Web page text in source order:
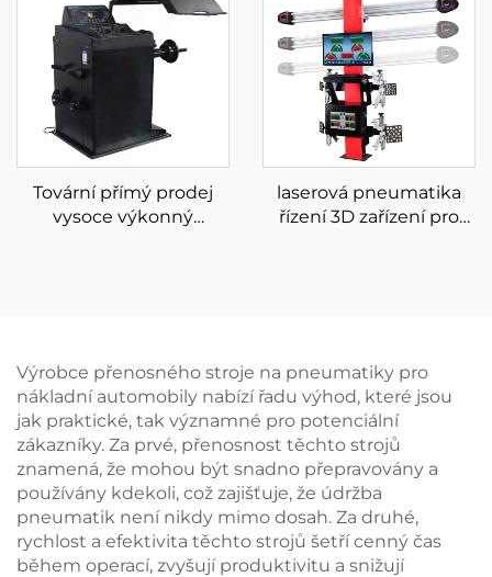
Tovární přímý prodej
vysoce výkonný
laserová pneumatika
řízení 3D zařízení pro
Výrobce přenosného stroje na pneumatiky pro
nákladní automobily nabízí řadu výhod, které jsou
jak praktické, tak významné pro potenciální
zákazníky. Za prvé, přenosnost těchto strojů
znamená, že mohou být snadno přepravovány a
používány kdekoli, což zajišťuje, že údržba
pneumatik není nikdy mimo dosah. Za druhé,
rychlost a efektivita těchto strojů šetří cenný čas
během operací, zvyšují produktivitu a snižují